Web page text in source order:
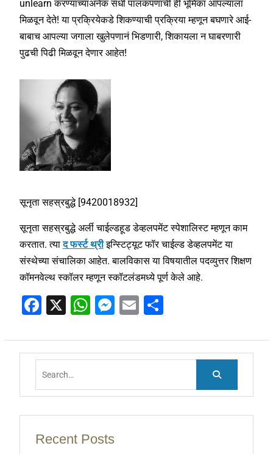
unlearn करण्याच्याअनेक संधी पालकपणाची ही भूमिका आपल्याला
मिळवून देते! या प्रक्रियेकडे शिकण्याची प्रक्रिया म्हणून बघणारे आई-
बाबाच आपल्या जगाला खुलेपणानं भिडणारी, शिकायला न घाबरणारी
पुढची पिढी मिळवून देणार आहेत!
सूनृता सहस्रबुद्धे [9420018932]
सूनृता सहस्रबुद्धे अर्ली चाईल्डहूड डेव्हलपमेंट स्पेशालिस्ट म्हणून काम
करतात. त्याद फर्स्ट थ्रीइन्स्टिट्यूट फॉर चाईल्ड डेव्हलपमेंट या
संस्थेच्या संचालिका आहेत. बालविकास या विषयातील पदव्युत्तर शिक्षण
कॉमनवेल्थ स्कॉलर म्हणून स्कॉटलंडमध्ये पूर्ण केले आहे.
F
c
e
b
o
o
k
X W
at
s
A
p
p
M
ss
e
n
g
er
E
ai
l
S
ar
e
Recent Posts